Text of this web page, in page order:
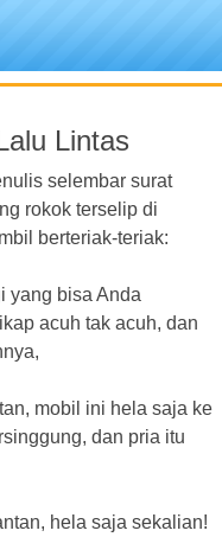
Lintas
selembar surat
rokok terselip di
berteriak-teriak:
yang bisa Anda
acuh tak acuh, dan
mobil ini hela saja ke
dan pria itu
hela saja sekalian!